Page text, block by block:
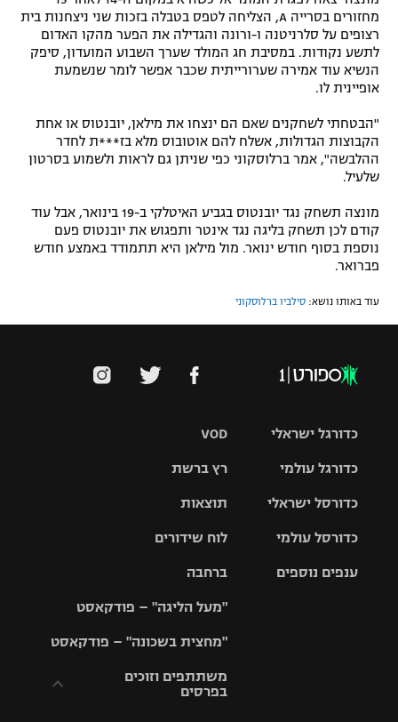
לוח דרושים – ג'ובנט
תגיות
המגזין
מחזורים בסרייה A, הצליחה לטפס בטבלה בזכות שני ניצחנות בית
רצופים על סלרניטנה ו-ורונה והגדילה את הפער מהקו האדום
לתשע נקודות. במסיבת חג המולד שערך השבוע המועדון, סיפק
הנשיא עוד אמירה שערורייתית שכבר אפשר לומר שנשמעת
אופיינית לו.
"הבטחתי לשחקנים שאם הם ינצחו את מילאן, יובנטוס או אחת
הקבוצות הגדולות, אשלח להם אוטובוס מלא בז***ת לחדר
ההלבשה", אמר ברלוסקוני כפי שניתן גם לראות ולשמוע בסרטון
שלעיל.
מונצה תשחק נגד יובנטוס בגביע האיטלקי ב-19 בינואר, אבל עוד
קודם לכן תשחק בליגה נגד אינטר ותפגוש את יובנטוס פעם
נוספת בסוף חודש ינואר. מול מילאן היא תתמודד באמצע חודש
פברואר.
עוד באותו נושא: סילביו ברלוסקוני
VOD
רץ ברשת
תוצאות
לוח שידורים
ברחבה
"מעל הליגה" – פודקאסט
"מחצית בשכונה" – פודקאסט
משתתפים וזוכים
בפרסים
כדורגל ישראלי
גביע הטוטו
כדורגל עולמי
האלופות
ליגה
כדורסל ישראלי
סל
כדורסל עולמי
ענפים נוספים